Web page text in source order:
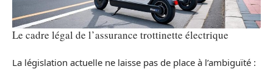
Le cadre légal de l’assurance trottinette électrique
La législation actuelle ne laisse pas de place à l’ambiguïté :